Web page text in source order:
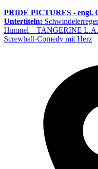
PRIDE PICTURES - engl.
Untertiteln:
Himmel – TANGERINE L.A.
Screwball-Comedy mit Herz